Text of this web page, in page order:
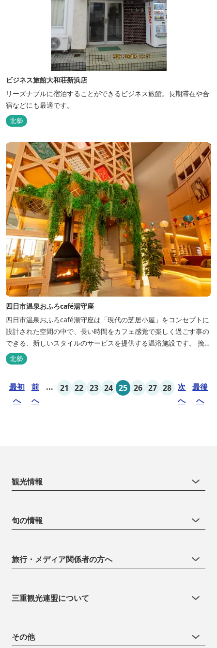
ビジネス旅館大和荘新浜店
リーズナブルに宿泊することができるビジネス旅館。長期滞在や合
宿などにも最適です。
北勢
四日市温泉おふろcafé湯守座
四日市温泉おふろcafé湯守座は「現代の芝居小屋」をコンセプトに
設計された空間の中で、長い時間をカフェ感覚で楽しく過ごす事の
できる、新しいスタイルのサービスを提供する温浴施設です。 挽き
たてコーヒーやコミック、雑誌、マッサージチェア、Wi-Fiを無料
でご利用いただけます。
北勢
最初
へ
前
へ
... 21 22 23 24 25 26 27 28
次
へ
最後
へ
観光情報
旬の情報
旅行・メディア関係者の方へ
三重観光連盟について
その他